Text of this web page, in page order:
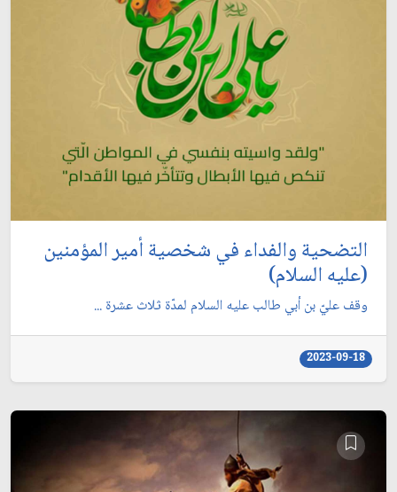
التضحية والفداء في شخصية أمير المؤمنين
(عليه السلام)
وقف عليّ بن أبي طالب عليه السلام لمدّة ثلاث عشرة ...
2023-09-18